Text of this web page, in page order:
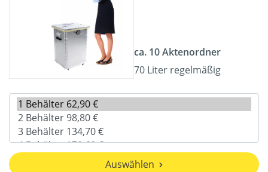
ca. 10 Aktenordner
70 Liter regelmäßig
Auswählen